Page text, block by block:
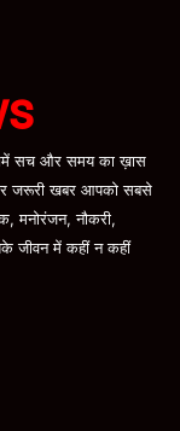
सच और समय का ख़ास
जरूरी खबर आपको सबसे
मनोरंजन, नौकरी,
जीवन में कहीं न कहीं